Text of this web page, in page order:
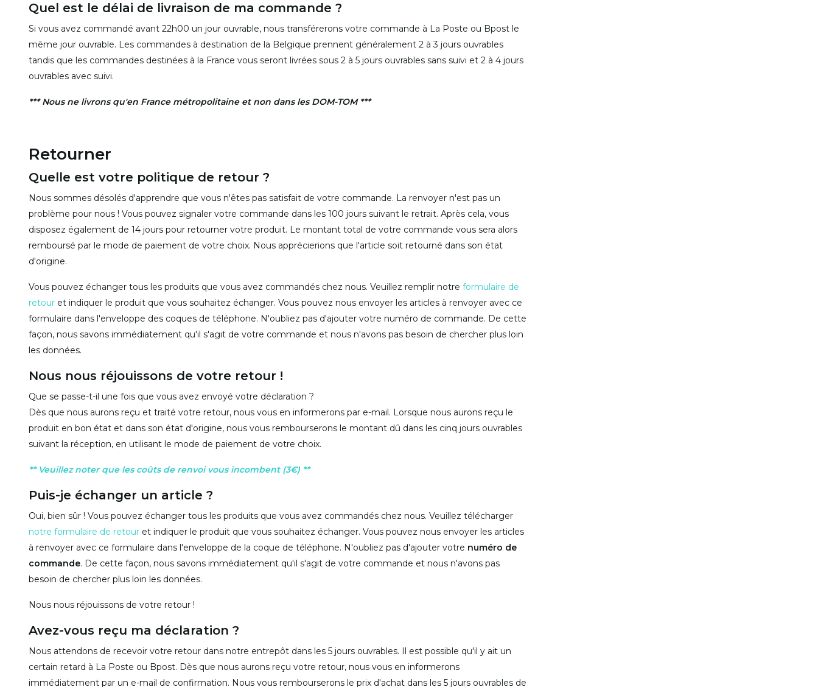
Quel est le délai de livraison de ma commande ?
Si vous avez commandé avant 22h00 un jour ouvrable, nous transférerons votre commande à La Poste ou Bpost le
même jour ouvrable. Les commandes à destination de la Belgique prennent généralement 2 à 3 jours ouvrables
tandis que les commandes destinées à la France vous seront livrées sous 2 à 5 jours ouvrables sans suivi et 2 à 4 jours
ouvrables avec suivi.
*** Nous ne livrons qu'en France métropolitaine et non dans les DOM-TOM ***
Retourner
Quelle est votre politique de retour ?
Nous sommes désolés d'apprendre que vous n'êtes pas satisfait de votre commande. La renvoyer n'est pas un
problème pour nous ! Vous pouvez signaler votre commande dans les 100 jours suivant le retrait. Après cela, vous
disposez également de 14 jours pour retourner votre produit. Le montant total de votre commande vous sera alors
remboursé par le mode de paiement de votre choix. Nous apprécierions que l'article soit retourné dans son état
d'origine.
Vous pouvez échanger tous les produits que vous avez commandés chez nous. Veuillez remplir notre formulaire de
retour et indiquer le produit que vous souhaitez échanger. Vous pouvez nous envoyer les articles à renvoyer avec ce
formulaire dans l'enveloppe des coques de téléphone. N'oubliez pas d'ajouter votre numéro de commande. De cette
façon, nous savons immédiatement qu'il s'agit de votre commande et nous n'avons pas besoin de chercher plus loin
les données.
Nous nous réjouissons de votre retour !
Que se passe-t-il une fois que vous avez envoyé votre déclaration ?
Dès que nous aurons reçu et traité votre retour, nous vous en informerons par e-mail. Lorsque nous aurons reçu le
produit en bon état et dans son état d'origine, nous vous rembourserons le montant dû dans les cinq jours ouvrables
suivant la réception, en utilisant le mode de paiement de votre choix.
** Veuillez noter que les coûts de renvoi vous incombent (3€) **
Puis-je échanger un article ?
Oui, bien sûr ! Vous pouvez échanger tous les produits que vous avez commandés chez nous. Veuillez télécharger
notre formulaire de retour et indiquer le produit que vous souhaitez échanger. Vous pouvez nous envoyer les articles
à renvoyer avec ce formulaire dans l'enveloppe de la coque de téléphone. N'oubliez pas d'ajouter votre numéro de
commande. De cette façon, nous savons immédiatement qu'il s'agit de votre commande et nous n'avons pas
besoin de chercher plus loin les données.
Nous nous réjouissons de votre retour !
Avez-vous reçu ma déclaration ?
Nous attendons de recevoir votre retour dans notre entrepôt dans les 5 jours ouvrables. Il est possible qu'il y ait un
certain retard à La Poste ou Bpost. Dès que nous aurons reçu votre retour, nous vous en informerons
immédiatement par un e-mail de confirmation. Nous vous rembourserons le prix d'achat dans les 5 jours ouvrables de